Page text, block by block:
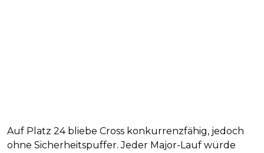
Auf Platz 24 bliebe Cross konkurrenzfähig, jedoch
ohne Sicherheitspuffer. Jeder Major-Lauf würde